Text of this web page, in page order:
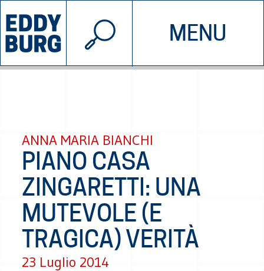
MENU
INIZIATIVE CHI SIAMO
© 2026 EDDYBURG
ANNA MARIA BIANCHI
PIANO CASA
ZINGARETTI: UNA
MUTEVOLE (E
TRAGICA) VERITÀ
23 Luglio 2014